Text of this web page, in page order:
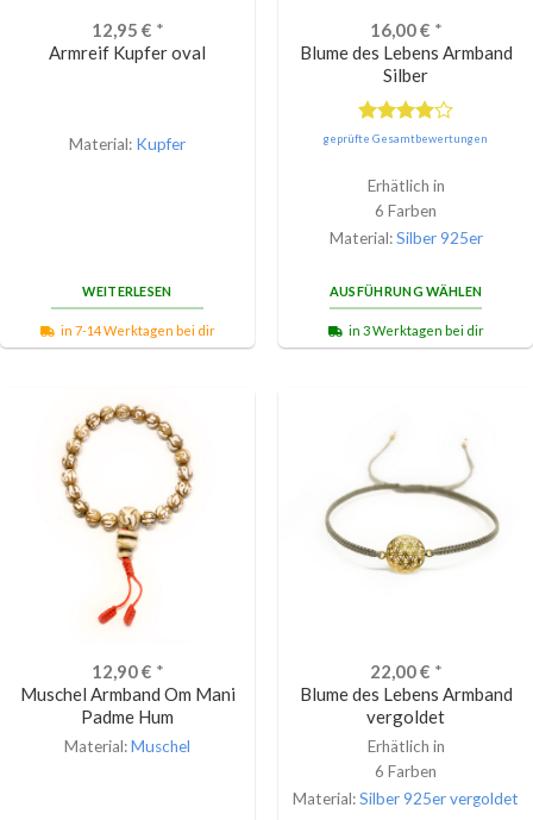
12,95 € *
Armreif Kupfer oval
Material: Kupfer
WEITERLESEN
in 7-14 Werktagen bei dir
16,00€ *
Blume des Lebens Armband
Silber
Bewertet
von 5
geprüfte Gesamtbewertungen
Erhätlich in
6 Farben
Material:Silber 925er
AUSFÜHRUNG WÄHLEN
in 3 Werktagen bei dir
12,90€ *
Muschel Armband Om Mani
Padme Hum
Material:Muschel
22,00€ *
Blume des Lebens Armband
vergoldet
Erhätlich in
6 Farben
Material:Silber 925er vergoldet